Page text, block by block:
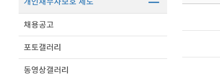
채용공고
포토갤러리
동영상갤러리